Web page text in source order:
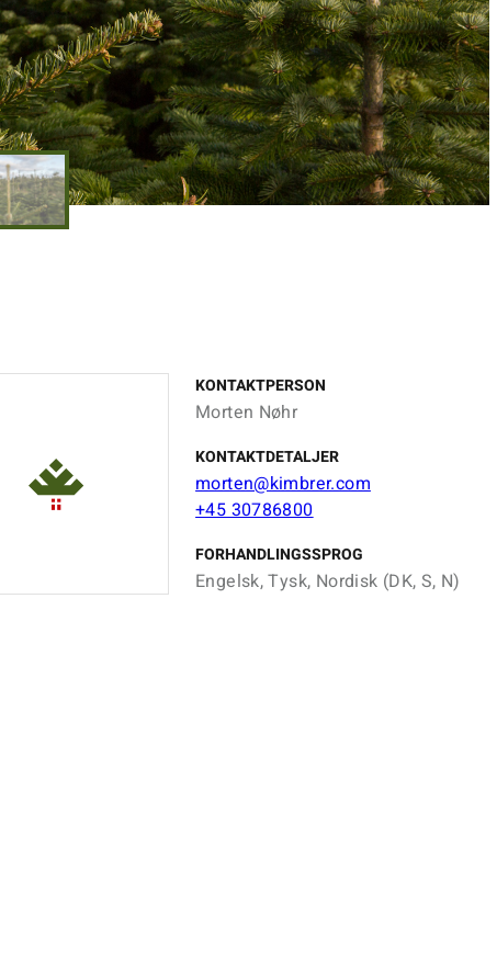
KONTAKTPERSON
Morten Nøhr
KONTAKTDETALJER
morten@kimbrer.com
+45 30786800
FORHANDLINGSSPROG
Engelsk, Tysk, Nordisk (DK, S, N)